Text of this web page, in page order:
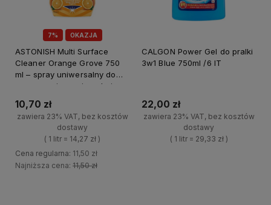
7% OKAZJA
ASTONISH Multi Surface
Cleaner Orange Grove 750
ml – spray uniwersalny do
czyszczenia powierzchni
10,70 zł
zawiera 23% VAT, bez kosztów
dostawy
( 1 litr = 14,27 zł )
Cena regularna: 11,50 zł
Najniższa cena: 11,50 zł
CALGON Power Gel do pralki
3w1 Blue 750ml /6 IT
22,00 zł
zawiera 23% VAT, bez kosztów
dostawy
( 1 litr = 29,33 zł )